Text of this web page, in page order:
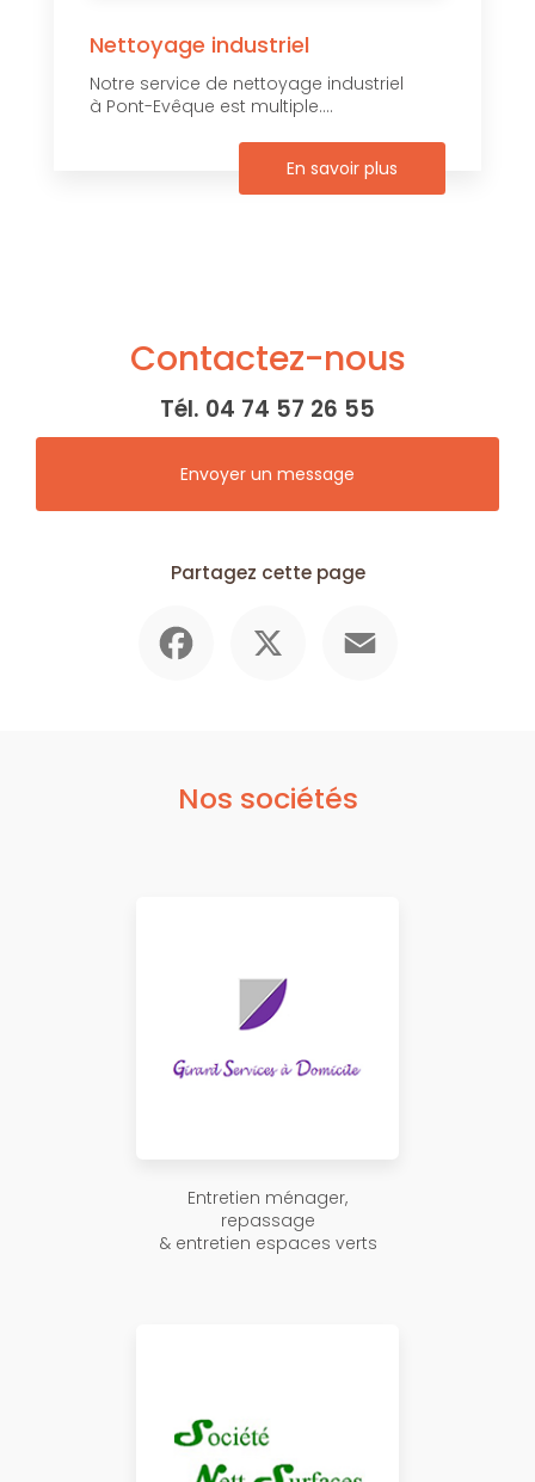
Nettoyage industriel
Notre service de nettoyage industriel
à Pont-Evêque est multiple....
En savoir plus
Contactez-nous
Tél. 04 74 57 26 55
Envoyer un message
Partagez cette page
Nos sociétés
Entretien ménager,
repassage
& entretien espaces verts